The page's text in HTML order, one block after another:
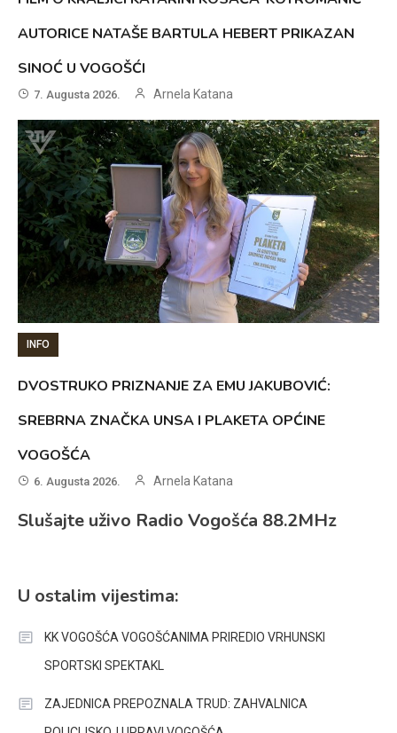
AUTORICE NATAŠE BARTULA HEBERT PRIKAZAN
SINOĆ U VOGOŠĆI
7. Augusta 2026. Arnela Katana
INFO
DVOSTRUKO PRIZNANJE ZA EMU JAKUBOVIĆ:
SREBRNA ZNAČKA UNSA I PLAKETA OPĆINE
VOGOŠĆA
6. Augusta 2026. Arnela Katana
Slušajte uživo Radio Vogošća 88.2MHz
U ostalim vijestima:
KK VOGOŠĆA VOGOŠĆANIMA PRIREDIO VRHUNSKI
SPORTSKI SPEKTAKL
ZAJEDNICA PREPOZNALA TRUD: ZAHVALNICA